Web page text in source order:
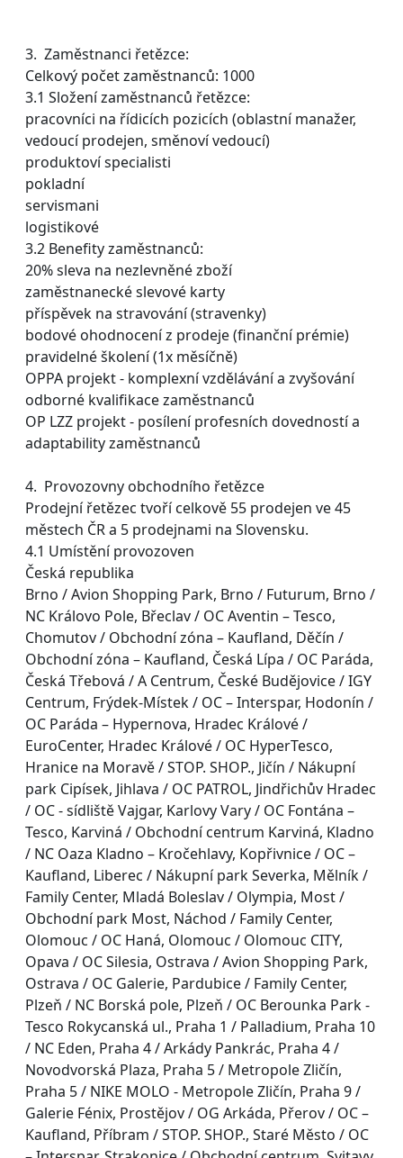
3. Zaměstnanci řetězce:
Celkový počet zaměstnanců: 1000
3.1 Složení zaměstnanců řetězce:
pracovníci na řídicích pozicích (oblastní manažer,
vedoucí prodejen, směnoví vedoucí)
produktoví specialisti
pokladní
servismani
logistikové
3.2 Benefity zaměstnanců:
20% sleva na nezlevněné zboží
zaměstnanecké slevové karty
příspěvek na stravování (stravenky)
bodové ohodnocení z prodeje (finanční prémie)
pravidelné školení (1x měsíčně)
OPPA projekt - komplexní vzdělávání a zvyšování
odborné kvalifikace zaměstnanců
OP LZZ projekt - posílení profesních dovedností a
adaptability zaměstnanců
4. Provozovny obchodního řetězce
Prodejní řetězec tvoří celkově 55 prodejen ve 45
městech ČR a 5 prodejnami na Slovensku.
4.1 Umístění provozoven
Česká republika
Brno / Avion Shopping Park, Brno / Futurum, Brno /
NC Královo Pole, Břeclav / OC Aventin – Tesco,
Chomutov / Obchodní zóna – Kaufland, Děčín /
Obchodní zóna – Kaufland, Česká Lípa / OC Paráda,
Česká Třebová / A Centrum, České Budějovice / IGY
Centrum, Frýdek-Místek / OC – Interspar, Hodonín /
OC Paráda – Hypernova, Hradec Králové /
EuroCenter, Hradec Králové / OC HyperTesco,
Hranice na Moravě / STOP. SHOP., Jičín / Nákupní
park Cipísek, Jihlava / OC PATROL, Jindřichův Hradec
/ OC - sídliště Vajgar, Karlovy Vary / OC Fontána –
Tesco, Karviná / Obchodní centrum Karviná, Kladno
/ NC Oaza Kladno – Kročehlavy, Kopřivnice / OC –
Kaufland, Liberec / Nákupní park Severka, Mělník /
Family Center, Mladá Boleslav / Olympia, Most /
Obchodní park Most, Náchod / Family Center,
Olomouc / OC Haná, Olomouc / Olomouc CITY,
Opava / OC Silesia, Ostrava / Avion Shopping Park,
Ostrava / OC Galerie, Pardubice / Family Center,
Plzeň / NC Borská pole, Plzeň / OC Berounka Park -
Tesco Rokycanská ul., Praha 1 / Palladium, Praha 10
/ NC Eden, Praha 4 / Arkády Pankrác, Praha 4 /
Novodvorská Plaza, Praha 5 / Metropole Zličín,
Praha 5 / NIKE MOLO - Metropole Zličín, Praha 9 /
Galerie Fénix, Prostějov / OG Arkáda, Přerov / OC –
Kaufland, Příbram / STOP. SHOP., Staré Město / OC